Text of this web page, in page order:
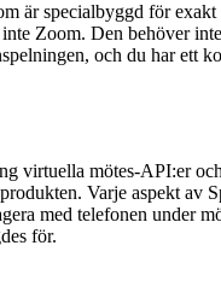
är specialbyggd för
Zoom. Den behöver
och du har ett
virtuella mötes-API:er
Varje aspekt av
med telefonen under
för.